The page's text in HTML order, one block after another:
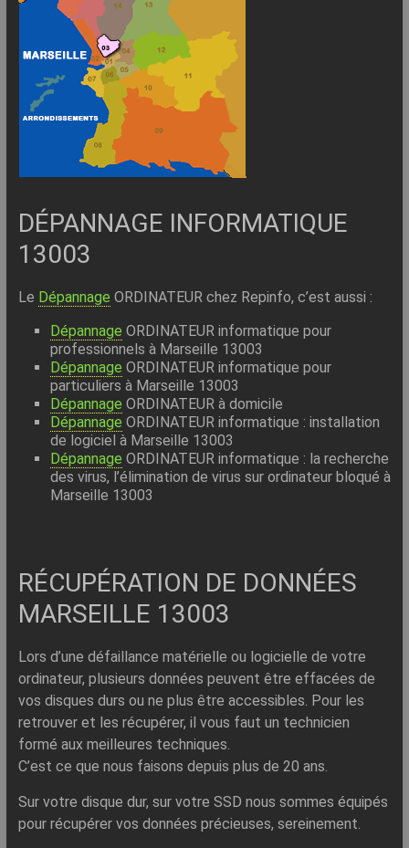
DÉPANNAGE INFORMATIQUE
13003
Le Dépannage ORDINATEUR chez Repinfo, c’est aussi :
Dépannage ORDINATEUR informatique pour
professionnels à Marseille 13003
Dépannage ORDINATEUR informatique pour
particuliers à Marseille 13003
Dépannage ORDINATEUR à domicile
Dépannage ORDINATEUR informatique : installation
de logiciel à Marseille 13003
Dépannage ORDINATEUR informatique : la recherche
des virus, l’élimination de virus sur ordinateur bloqué à
Marseille 13003
RÉCUPÉRATION DE DONNÉES
MARSEILLE 13003
Lors d’une défaillance matérielle ou logicielle de votre
ordinateur, plusieurs données peuvent être effacées de
vos disques durs ou ne plus être accessibles. Pour les
retrouver et les récupérer, il vous faut un technicien
formé aux meilleures techniques.
C’est ce que nous faisons depuis plus de 20 ans.
Sur votre disque dur, sur votre SSD nous sommes équipés
pour récupérer vos données précieuses, sereinement.